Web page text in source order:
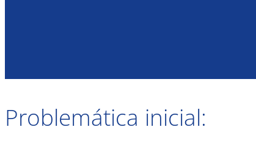
Problemática inicial: